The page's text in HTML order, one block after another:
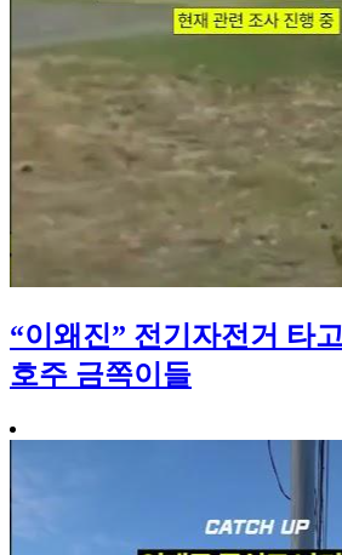
“이왜진” 전기자전거 타
호주 금쪽이들